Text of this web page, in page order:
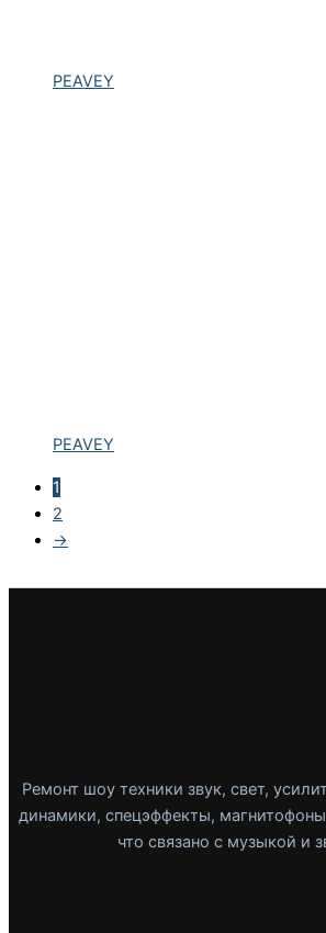
PEAVEY
PEAVEY
1
2
→
Ремонт шоу техники звук, свет,
динамики, спецэффекты,
что связано с музыкой и